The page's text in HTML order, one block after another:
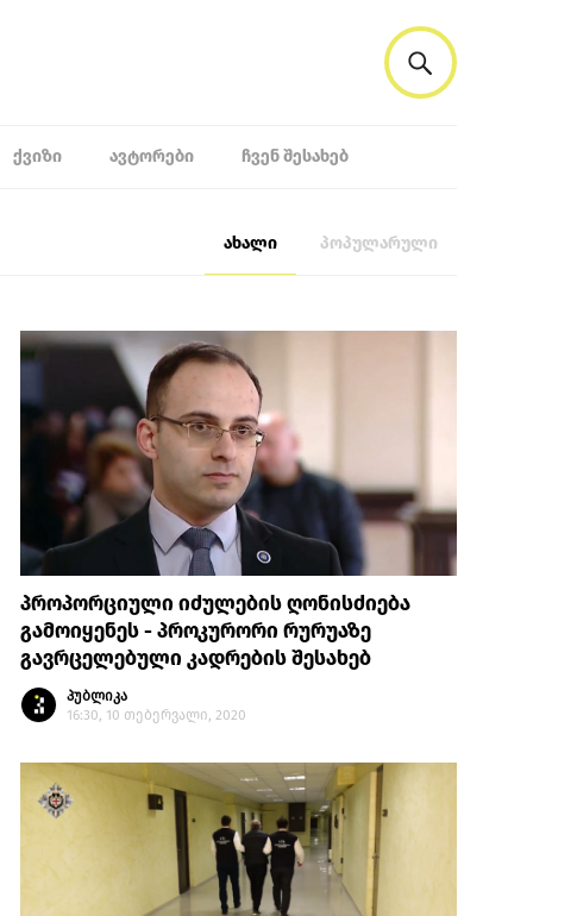
ᲥᲕᲘᲖᲘ ᲐᲕᲢᲝᲠᲔᲑᲘ ᲩᲕᲔᲜ ᲨᲔᲡᲐᲮᲔᲑ
ახალი პოპულარული
პროპორციული იძულების ღონისძიება
გამოიყენეს - პროკურორი რურუაზე
გავრცელებული კადრების შესახებ
პუბლიკა
16:30, 10 თებერვალი, 2020